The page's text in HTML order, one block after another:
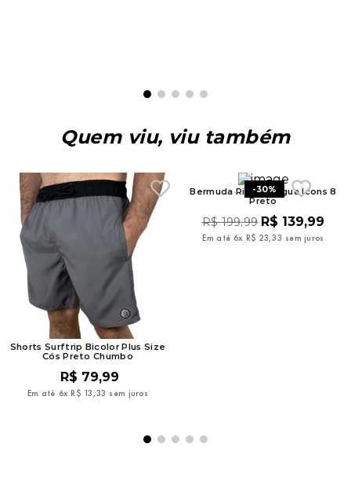
Quem viu, viu também
Shorts Surftrip Bicolor Plus Size
Cós Preto Chumbo
R$ 79,99
Em até 6x R$ 13 ,33 sem juros
-30%
Bermuda Rip Curl Água Icons 8
Preto
R$ 199,99 R$ 139,99
Em até 6x R$ 23,33 sem juros